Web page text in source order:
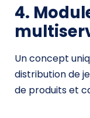
4.
Un concept
distribution de
de produits et